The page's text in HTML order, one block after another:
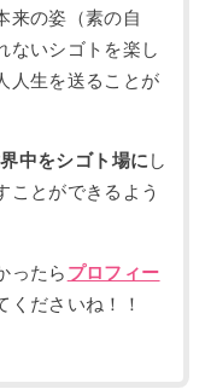
来の姿（素の自
ないシゴトを楽し
人生を送ることが
中をシゴト場に し
ことができるよう
ったら プロフィー
くださいね！！